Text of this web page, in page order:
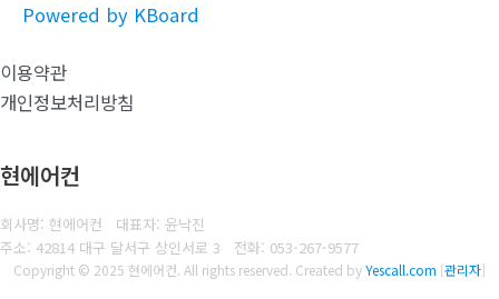
Powered by KBoard
이용약관
개인정보처리방침
현에어컨
회사명: 현에어컨 대표자: 윤낙진
주소: 42814 대구 달서구 상인서로 3 전화: 053-267-9577
Copyright © 2025 현에어컨. All rights reserved. Created byYescall.com [관리자]